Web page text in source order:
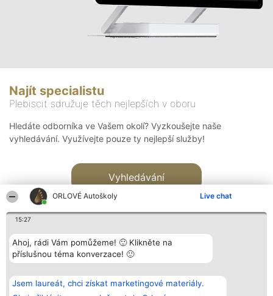
ORLOVÉ Autoškoly Live chat
15:27
Ahoj, rádi Vám pomůžeme! 🙂 Klikněte na
příslušnou téma konverzace! 🙂
Jsem laureát, chci získat marketingové materiály.
Najít specialistu
Plebiscit sdružuje těch nejlepších v oboru
Hledáte odborníka ve Vašem okolí? Vyzkoušejte naše
vyhledávání. Využívejte pouze ty nejlepší služby!
Vyhledávání
Bright Side Solutions sp. z o.
o. sp. k.
ul. Ruska 22
Vítězové
Seznam všech
laureátů
Kontakt